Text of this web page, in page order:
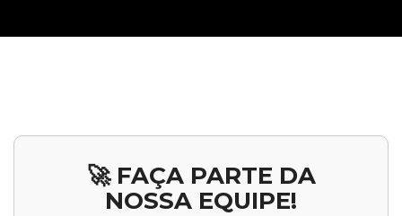
🚀 FAÇA PARTE DA
NOSSA EQUIPE!